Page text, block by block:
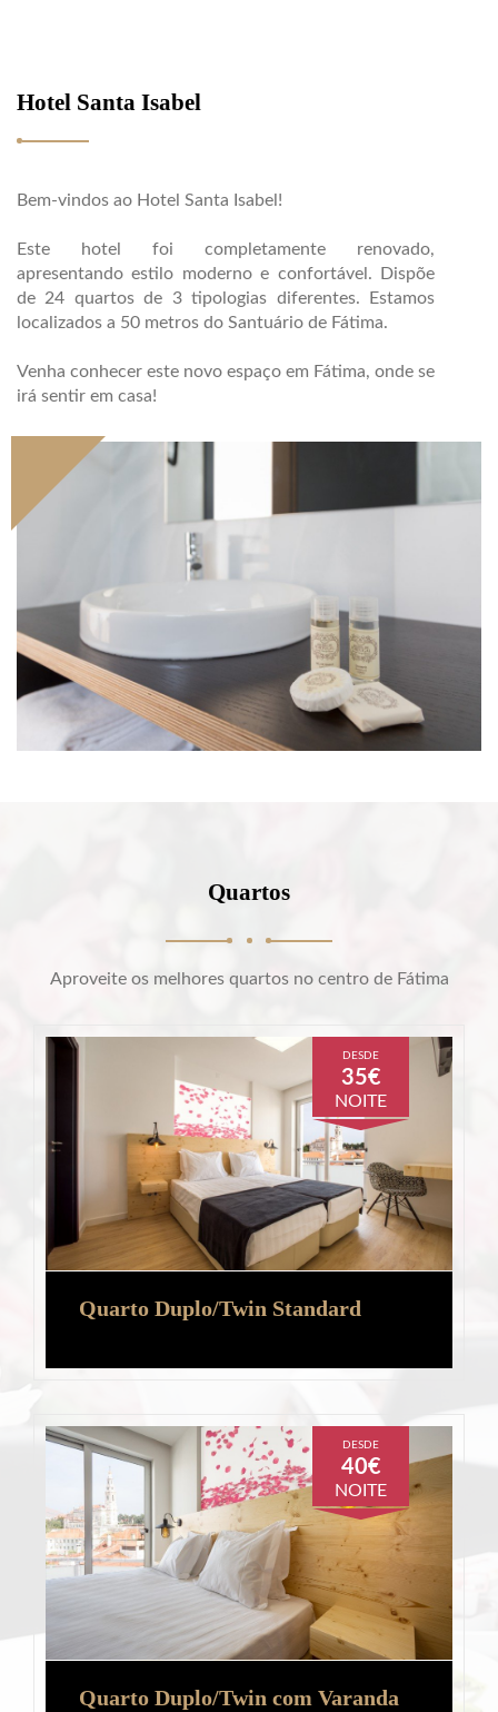
Hotel Santa Isabel
Bem-vindos ao Hotel Santa Isabel!
Este hotel foi completamente renovado,
apresentando estilo moderno e confortável. Dispõe
de 24 quartos de 3 tipologias diferentes. Estamos
localizados a 50 metros do Santuário de Fátima.
Venha conhecer este novo espaço em Fátima, onde se
irá sentir em casa!
Quartos
Aproveite os melhores quartos no centro de Fátima
DESDE
35€
NOITE
Quarto Duplo/Twin Standard
DESDE
40€
NOITE
Quarto Duplo/Twin com Varanda